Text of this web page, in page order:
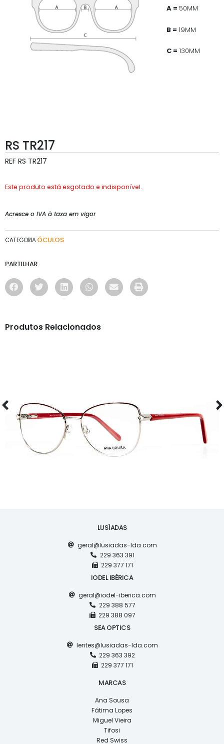
A = 50MM
B = 19MM
C = 130MM
RS TR217
REF RS TR217
Este produto está esgotado e indisponível.
Acresce o IVA à taxa em vigor
CATEGORIA ÓCULOS
PARTILHAR
Produtos Relacionados
LUSÍADAS
geral@lusiadas-lda.com
229 363 391
229 377 171
IODEL IBÉRICA
geral@iodel-iberica.com
229 388 577
229 388 097
SEA OPTICS
lentes@lusiadas-lda.com
229 363 392
229 377 171
MARCAS
Ana Sousa
Fátima Lopes
Miguel Vieira
Tifosi
Red Swiss